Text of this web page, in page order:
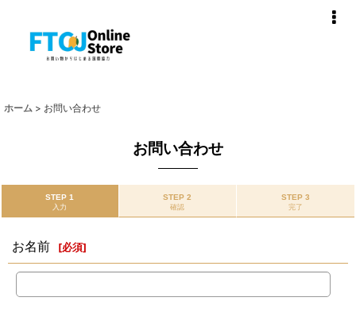
ホーム > お問い合わせ
お問い合わせ
STEP 1
入力
STEP 2
確認
STEP 3
完了
お名前 [必須]